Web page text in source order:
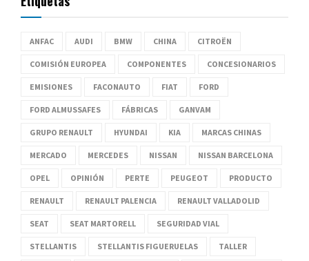
ANFAC AUDI BMW CHINA CITROËN
COMISIÓN EUROPEA COMPONENTES CONCESIONARIOS
EMISIONES FACONAUTO FIAT FORD
FORD ALMUSSAFES FÁBRICAS GANVAM
GRUPO RENAULT HYUNDAI KIA MARCAS CHINAS
MERCADO MERCEDES NISSAN NISSAN BARCELONA
OPEL OPINIÓN PERTE PEUGEOT PRODUCTO
RENAULT RENAULT PALENCIA RENAULT VALLADOLID
SEAT SEAT MARTORELL SEGURIDAD VIAL
STELLANTIS STELLANTIS FIGUERUELAS TALLER